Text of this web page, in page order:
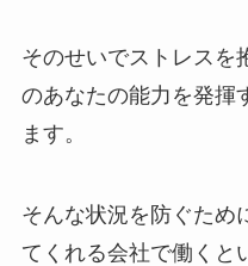
そのせいでストレスを
のあなたの能力を発揮
ます。
そんな状況を防ぐため
てくれる会社で働くと